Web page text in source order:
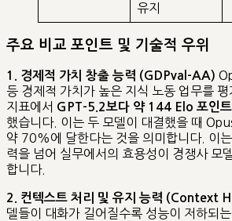
유지
주요 비교 포인트 및 기술적 우위
1. 경제적 가치 창출 능력 (GDPval-AA)
등 경제적 가치가 높은 지식 노동 업무를
지표에서 GPT-5.2보다 약 144 Elo 포인
했습니다. 이는 두 모델이 대결했을 때
약 70%에 달한다는 것을 의미합니다. 이
력을 넘어 실무에서의 효용성이 경쟁사 모
합니다.
2. 컨텍스트 처리 및 유지 능력 (Context
델들이 대화가 길어질수록 성능이 저하되는